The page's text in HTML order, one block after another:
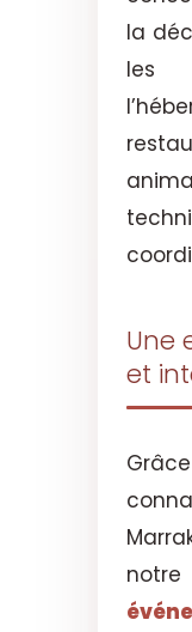
la
Une
et